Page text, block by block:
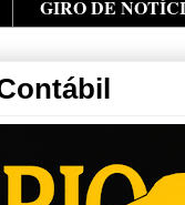
GIRO DE